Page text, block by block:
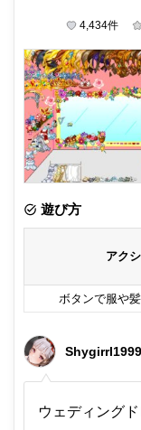
4,434件
遊び方
アク
ボタンで服や
ウェディング